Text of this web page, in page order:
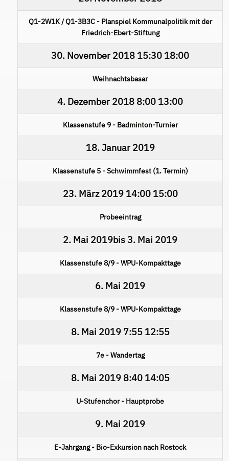
Q1-2W1K / Q1-3B3C - Planspiel Kommunalpolitik mit der
Friedrich-Ebert-Stiftung
30. November 2018 15:30 18:00
Weihnachtsbasar
4. Dezember 2018 8:00 13:00
Klassenstufe 9 - Badminton-Turnier
18. Januar 2019
Klassenstufe 5 - Schwimmfest (1. Termin)
23. März 201914:00 15:00
Probeeintrag
2. Mai 2019bis3. Mai 2019
Klassenstufe 8/9 - WPU-Kompakttage
6. Mai 2019
Klassenstufe 8/9 - WPU-Kompakttage
8. Mai 20197:55 12:55
7e - Wandertag
8. Mai 20198:40 14:05
U-Stufenchor - Hauptprobe
9. Mai 2019
E-Jahrgang - Bio-Exkursion nach Rostock